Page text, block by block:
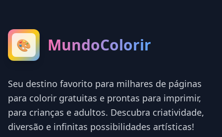
🎨 MundoColorir
Seu destino favorito para milhares de páginas
para colorir gratuitas e prontas para imprimir,
para crianças e adultos. Descubra criatividade,
diversão e infinitas possibilidades artísticas!